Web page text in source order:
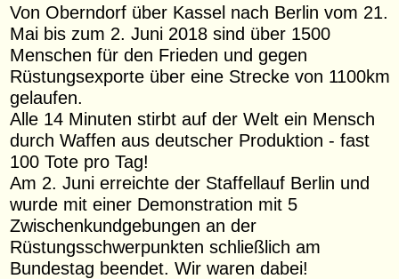
Von Oberndorf über Kassel nach Berlin vom 21.
Mai bis zum 2. Juni 2018 sind über 1500
Menschen für den Frieden und gegen
Rüstungsexporte über eine Strecke von 1100km
gelaufen.
Alle 14 Minuten stirbt auf der Welt ein Mensch
durch Waffen aus deutscher Produktion - fast
100 Tote pro Tag!
Am 2. Juni erreichte der Staffellauf Berlin und
wurde mit einer Demonstration mit 5
Zwischenkundgebungen an der
Rüstungsschwerpunkten schließlich am
Bundestag beendet. Wir waren dabei!